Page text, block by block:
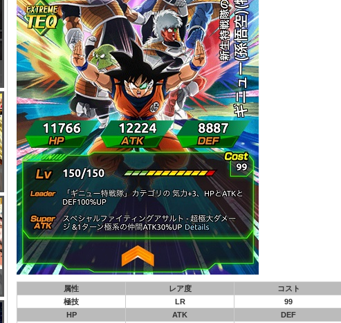
属性 レア度
コスト
極技
LR
99
HP
ATK
DEF